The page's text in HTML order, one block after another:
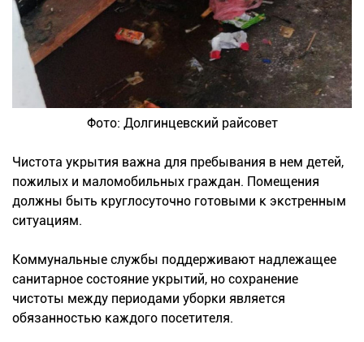
Фото: Долгинцевский райсовет
Чистота укрытия важна для пребывания в нем детей,
пожилых и маломобильных граждан. Помещения
должны быть круглосуточно готовыми к экстренным
ситуациям.
Коммунальные службы поддерживают надлежащее
санитарное состояние укрытий, но сохранение
чистоты между периодами уборки является
обязанностью каждого посетителя.